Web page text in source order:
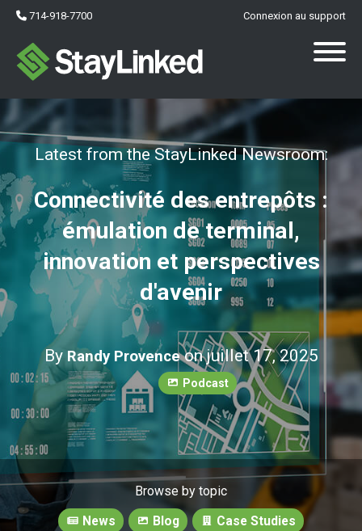
714-918-7700 Connexion au support
Latest from the StayLinked Newsroom:
Connectivité des entrepôts :
émulation de terminal,
innovation et perspectives
d'avenir
By Randy Provenceon juillet 17, 2025
Podcast
Browse by topic
News
Blog Case Studies